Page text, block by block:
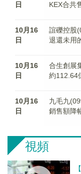
日
KEX合共
10月16
日
誼礫控股
退還未用
10月16
日
合生創展
約112.64
10月16
日
九毛九
銷售額降
視頻